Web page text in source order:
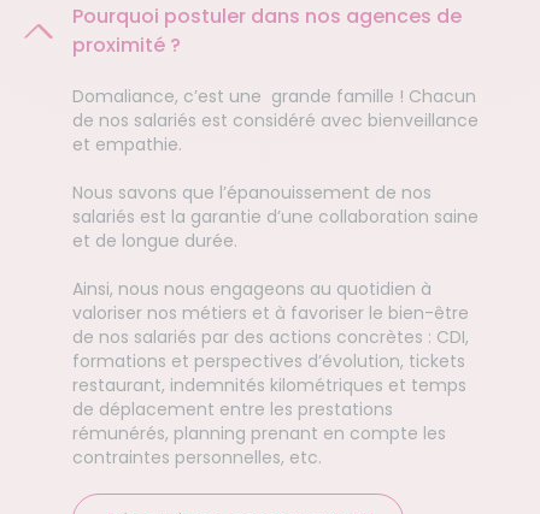
Pourquoi postuler dans nos agences de
proximité ?
Domaliance, c’est une grande famille ! Chacun
de nos salariés est considéré avec bienveillance
et empathie.
Nous savons que l’épanouissement de nos
salariés est la garantie d’une collaboration saine
et de longue durée.
Ainsi, nous nous engageons au quotidien à
valoriser nos métiers et à favoriser le bien-être
de nos salariés par des actions concrètes : CDI,
formations et perspectives d’évolution, tickets
restaurant, indemnités kilométriques et temps
de déplacement entre les prestations
rémunérés, planning prenant en compte les
contraintes personnelles, etc.